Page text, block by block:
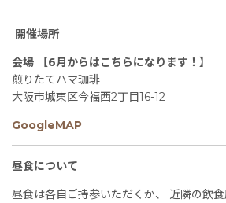
開催場所
会場 【6月からはこちらになります！】
煎りたてハマ珈琲
大阪市城東区今福西2丁目16-12
GoogleMAP
昼食について
昼食は各自ご持参いただくか、 近隣の飲食